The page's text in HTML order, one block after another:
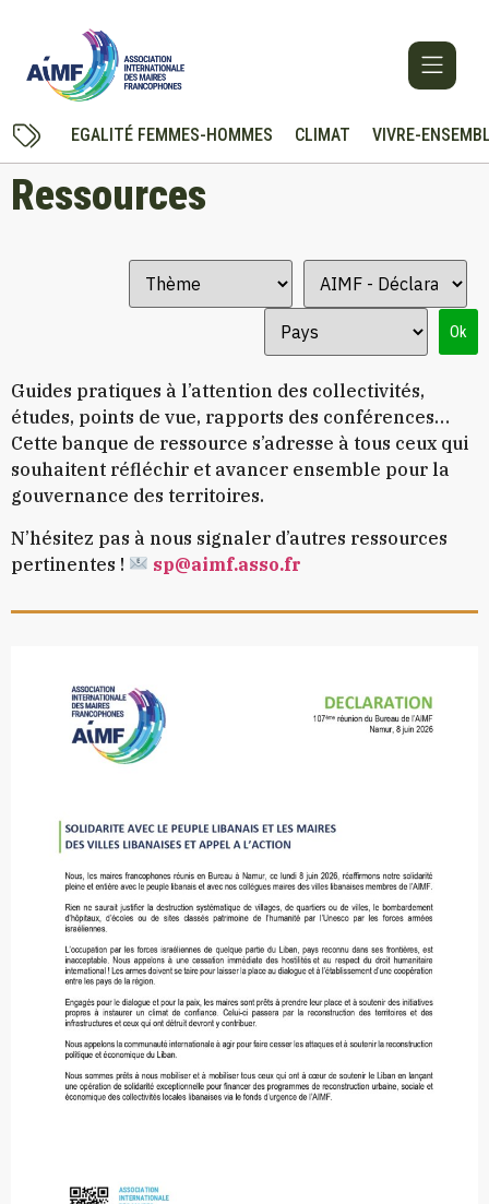
EGALITÉ FEMMES-HOMMES CLIMAT VIVRE-
Ressources
Ok
Guides pratiques à l’attention des collectivités,
études, points de vue, rapports des conférences…
Cette banque de ressource s’adresse à tous ceux qui
souhaitent réfléchir et avancer ensemble pour la
gouvernance des territoires.
N’hésitez pas à nous signaler d’autres ressources
pertinentes !
sp@aimf.asso.fr